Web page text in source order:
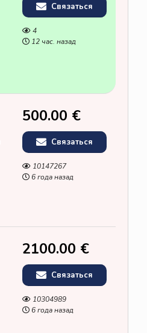
Связаться
4
12 час. назад
500.00 €
Связаться
10147267
6 года назад
2100.00 €
Связаться
10304989
6 года назад